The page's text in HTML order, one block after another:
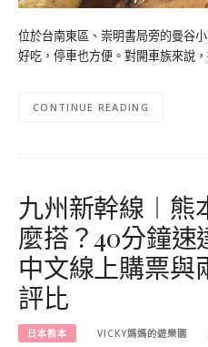
位於台南東區、崇明書局旁的曼谷
好吃，停車也方便。對開車族來說
CONTINUE READING
九州新幹線︱熊
麼搭？40分鐘速
中文線上購票與
評比
日本熊本 VICKY媽媽的遊樂園